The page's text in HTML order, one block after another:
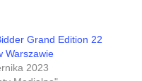
Grand Edition 22
Warszawie
2023